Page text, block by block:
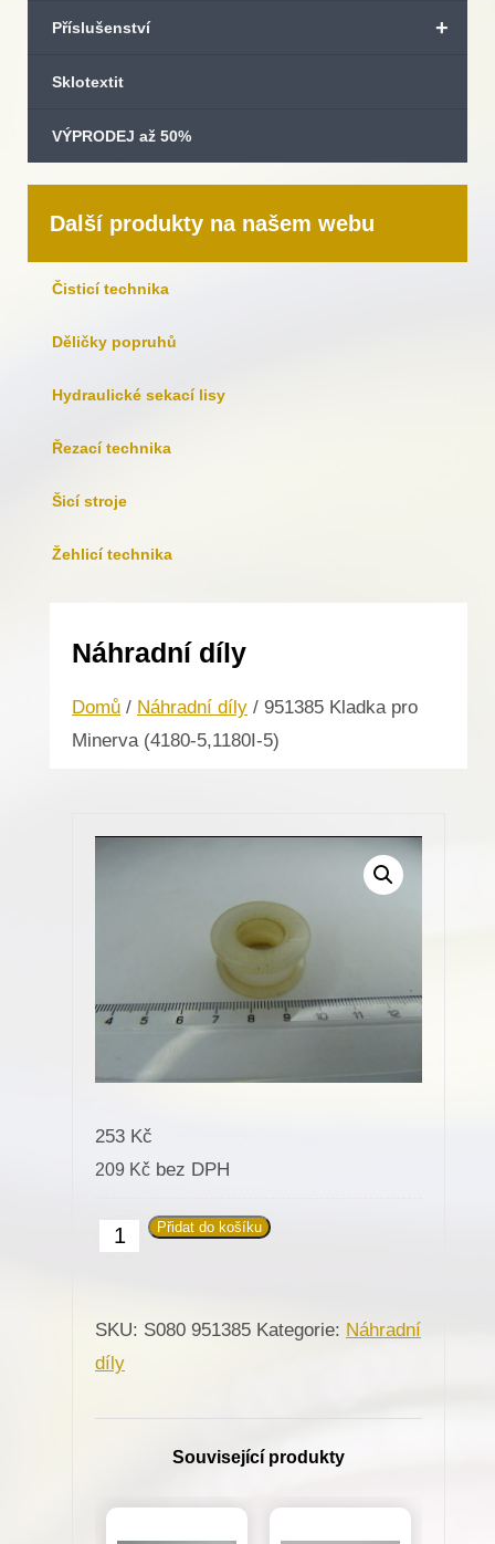
+
Příslušenství
Sklotextit
VÝPRODEJ až 50%
Další produkty na našem webu
Čisticí technika
Děličky popruhů
Hydraulické sekací lisy
Řezací technika
Šicí stroje
Žehlicí technika
Náhradní díly
Domů / Náhradní díly / 951385 Kladka pro
Minerva (4180-5,1180I-5)
253 Kč
209 Kč bez DPH
951385
Minerva
(4180-
množství
Přidat do košíku
SKU: S080 951385 Kategorie: Náhradní
díly
Související produkty